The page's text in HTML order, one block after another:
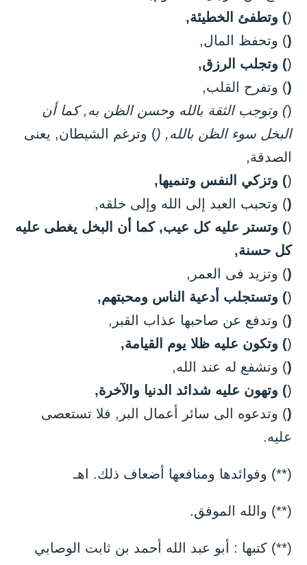
() وتطفئ الخطيئة,
() وتحفظ المال,
() وتجلب الرزق,
() وتفرح القلب,
() وتوجب الثقة بالله وحسن الظن به, كما أن
البخل سوء الظن بالله, () وترغم الشيطان, يعنى
الصدقة,
() وتزكي النفس وتنميها,
() وتحبب العبد إلى الله وإلى خلقه,
() وتستر عليه كل عيب, كما أن البخل يغطى عليه
كل حسنة,
() وتزيد فى العمر,
() وتستجلب أدعية الناس ومحبتهم,
() وتدفع عن صاحبها عذاب القبر,
() وتكون عليه ظلا يوم القيامة,
() وتشفع له عند الله,
() وتهون عليه شدائد الدنيا والآخرة,
() وتدعوه الى سائر أعمال البر, فلا تستعصى
عليه.
(**) وفوائدها ومنافعها أضعاف ذلك. اهـ
(**) والله الموفق.
(**) كتبها : أبو عبد الله أحمد بن ثابت الوصابي